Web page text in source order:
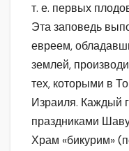
т. е. первых
Эта заповедь
евреем,
землей,
тех, которыми в
Израиля. Каждый
праздниками
Храм «бикурим»